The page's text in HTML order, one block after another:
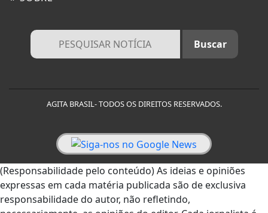
AGITA BRASIL- TODOS OS DIREITOS RESERVADOS.
(Responsabilidade pelo conteúdo) As ideias e opiniões
expressas em cada matéria publicada são de exclusiva
responsabilidade do autor, não refletindo,